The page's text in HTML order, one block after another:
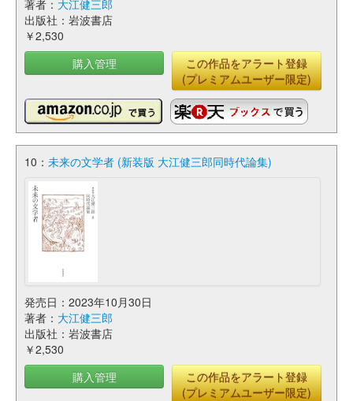
著者： 大江健三郎
出版社：岩波書店
￥2,530
購入管理
この作品をアラート登録
(プレミアムユーザー限定)
10： 未来の文学者 (新装版 大江健三郎同時代論集)
発売日：2023年10月30日
著者： 大江健三郎
出版社：岩波書店
￥2,530
購入管理
この作品をアラート登録
(プレミアムユーザー限定)